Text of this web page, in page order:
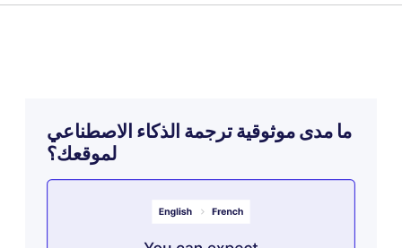
ما مدى موثوقية ترجمة الذكاء الاصطناعي
لموقعك؟